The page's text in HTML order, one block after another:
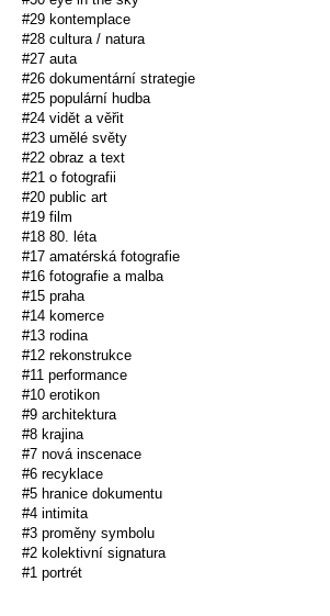
#29 kontemplace
#28 cultura / natura
#27 auta
#26 dokumentární strategie
#25 populární hudba
#24 vidět a věřit
#23 umělé světy
#22 obraz a text
#21 o fotografii
#20 public art
#19 film
#18 80. léta
#17 amatérská fotografie
#16 fotografie a malba
#15 praha
#14 komerce
#13 rodina
#12 rekonstrukce
#11 performance
#10 erotikon
#9 architektura
#8 krajina
#7 nová inscenace
#6 recyklace
#5 hranice dokumentu
#4 intimita
#3 proměny symbolu
#2 kolektivní signatura
#1 portrét